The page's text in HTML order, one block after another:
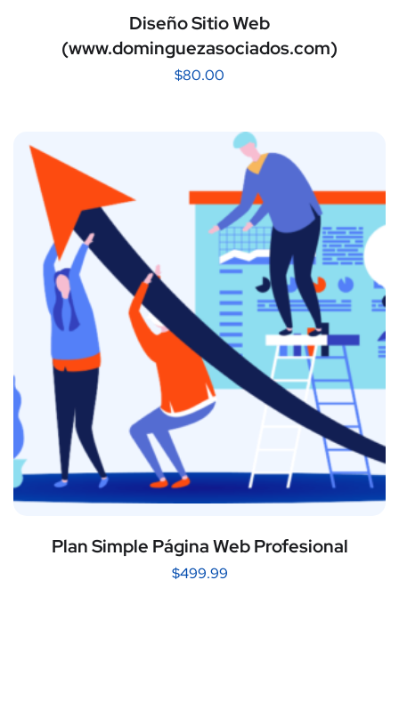
Diseño Sitio Web
(www.dominguezasociados.com)
$80.00
Plan Simple Página Web Profesional
$499.99